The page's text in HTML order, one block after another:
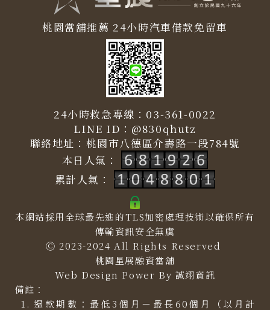
桃園當舖推薦 24小時汽車借款免留車
24小時救急專線： 03-361-0022
LINE ID： @830qhutz
聯絡地址： 桃園市八德區介壽路一段784號
本日人氣：
累計人氣：
本網站採用全球最先進的TLS加密處理技術以確保所有
傳輸資訊安全無虞
Ⓒ 2023-2024 All Rights Reserved
桃園星展融資當舖
Web Design Power By 誠翊資訊
備註：
還款期數：最低3個月－最長60個月（以月計